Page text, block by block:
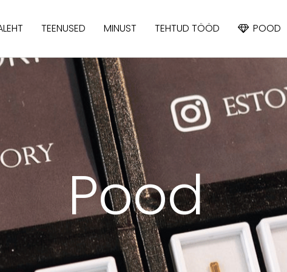
TEENUSED MINUST TEHTUD TÖÖD POOD
APATIIT
SPINELL
TOPAAS
Pood